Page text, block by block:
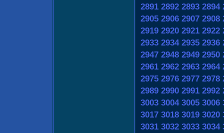
2891 2892 2893 2894
2905 2906 2907 2908
2919 2920 2921 2922
2933 2934 2935 2936
2947 2948 2949 2950
2961 2962 2963 2964
2975 2976 2977 2978
2989 2990 2991 2992
3003 3004 3005 3006
3017 3018 3019 3020
3031 3032 3033 3034